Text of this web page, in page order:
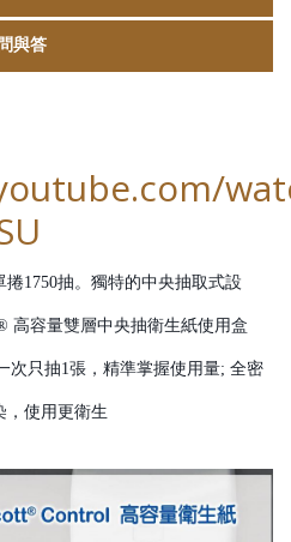
與答
1750抽。獨特的中央抽取式設
高容量雙層中央抽衛生紙使用盒
次只抽1張，精準掌握使用量; 全密
，使用更衛生